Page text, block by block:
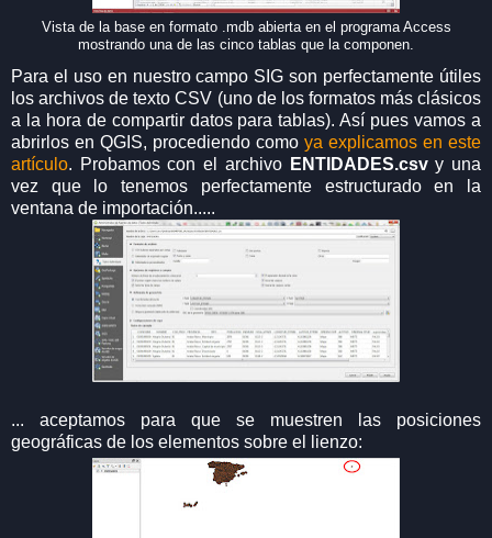
Vista de la base en formato .mdb abierta en el programa Access
mostrando una de las cinco tablas que la componen.
Para el uso en nuestro campo SIG son perfectamente útiles
los archivos de texto CSV (uno de los formatos más clásicos
a la hora de compartir datos para tablas). Así pues vamos a
abrirlos en QGIS, procediendo como ya explicamos en este
artículo. Probamos con el archivo ENTIDADES.csvy una
vez que lo tenemos perfectamente estructurado en la
ventana de importación.....
... aceptamos para que se muestren las posiciones
geográficas de los elementos sobre el lienzo: